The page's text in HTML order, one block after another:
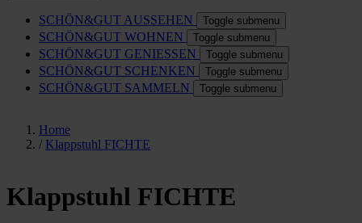
SCHÖN&GUT AUSSEHEN Toggle submenu
SCHÖN&GUT WOHNEN Toggle submenu
SCHÖN&GUT GENIESSEN Toggle submenu
SCHÖN&GUT SCHENKEN Toggle submenu
SCHÖN&GUT SAMMELN Toggle submenu
Home
/ Klappstuhl FICHTE
Klappstuhl FICHTE